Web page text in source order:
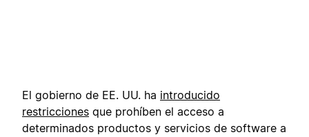
El gobierno de EE. UU. ha introducido
restricciones que prohíben el acceso a
determinados productos y servicios de software a